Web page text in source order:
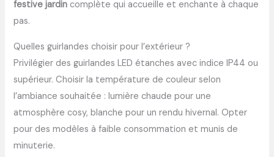
festive jardin complète qui accueille et enchante à chaque
pas.
Quelles guirlandes choisir pour l’extérieur ?
Privilégier des guirlandes LED étanches avec indice IP44 ou
supérieur. Choisir la température de couleur selon
l’ambiance souhaitée : lumière chaude pour une
atmosphère cosy, blanche pour un rendu hivernal. Opter
pour des modèles à faible consommation et munis de
minuterie.